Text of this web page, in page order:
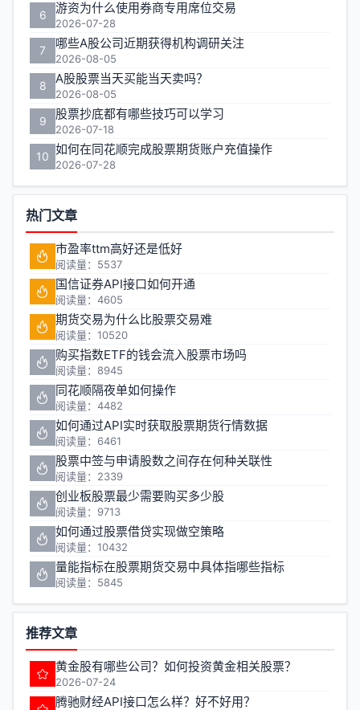
6 游资为什么使用券商专用席位交易
2026-07-28
7 哪些A股公司近期获得机构调研关注
2026-08-05
8 A股股票当天买能当天卖吗？
2026-08-05
9 股票抄底都有哪些技巧可以学习
2026-07-18
10 如何在同花顺完成股票期货账户充值操作
2026-07-28
热门文章
市盈率ttm高好还是低好
阅读量：5537
国信证券API接口如何开通
阅读量：4605
期货交易为什么比股票交易难
阅读量：10520
购买指数ETF的钱会流入股票市场吗
阅读量：8945
同花顺隔夜单如何操作
阅读量：4482
如何通过API实时获取股票期货行情数据
阅读量：6461
股票中签与申请股数之间存在何种关联性
阅读量：2339
创业板股票最少需要购买多少股
阅读量：9713
如何通过股票借贷实现做空策略
阅读量：10432
量能指标在股票期货交易中具体指哪些指标
阅读量：5845
推荐文章
黄金股有哪些公司？如何投资黄金相关股票？
2026-07-24
腾驰财经API接口怎么样？好不好用？